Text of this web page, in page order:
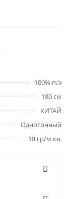
100% п/э
180 см
КИТАЙ
Однотонный
18 гр/м.кв.